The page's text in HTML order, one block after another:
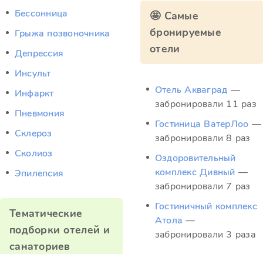
Бессонница
Грыжа позвоночника
Депрессия
Инсульт
Инфаркт
Пневмония
Склероз
Сколиоз
Эпилепсия
Тематические
подборки отелей и
санаториев
🤩 Самые
бронируемые
отели
Отель Акваград —
забронировали 11 раз
Гостиница ВатерЛоо —
забронировали 8 раз
Оздоровительный
комплекс Дивный —
забронировали 7 раз
Гостиничный комплекс
Атола —
забронировали 3 раза